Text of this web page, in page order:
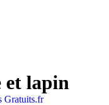
et lapin
Gratuits.fr